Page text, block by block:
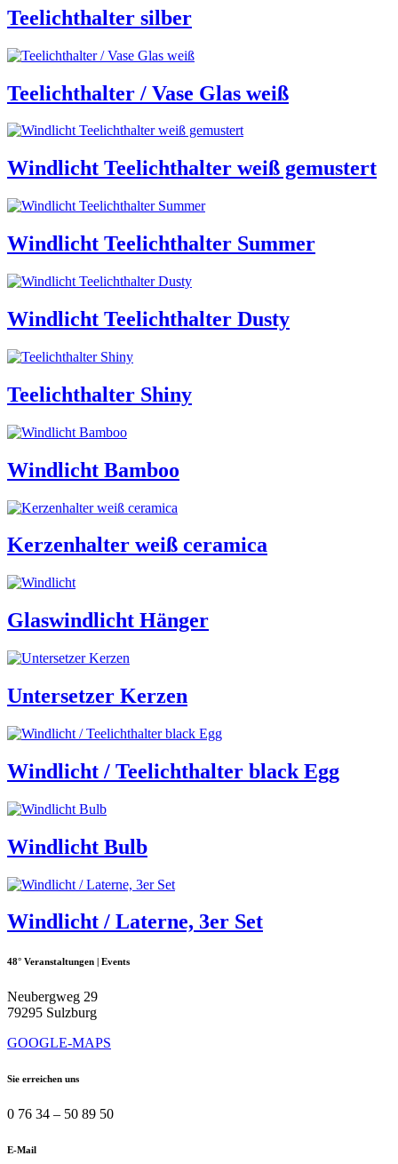
Teelichthalter silber
Teelichthalter / Vase Glas weiß
Windlicht Teelichthalter weiß gemustert
Windlicht Teelichthalter Summer
Windlicht Teelichthalter Dusty
Teelichthalter Shiny
Windlicht Bamboo
Kerzenhalter weiß ceramica
Glaswindlicht Hänger
Untersetzer Kerzen
Windlicht / Teelichthalter black Egg
Windlicht Bulb
Windlicht / Laterne, 3er Set
48° Veranstaltungen | Events
Neubergweg 29
79295 Sulzburg
GOOGLE-MAPS
Sie erreichen uns
0 76 34 – 50 89 50
E-Mail